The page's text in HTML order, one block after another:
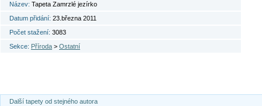
Název: Tapeta Zamrzlé jezírko
Datum přidání: 23.března 2011
Počet stažení: 3083
Sekce: Příroda > Ostatní
Další tapety od stejného autora